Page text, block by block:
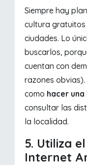
Siempre hay
cultura
ciudades. Lo
buscarlos,
cuentan con
razones obvias).
como hacer
consultar las
la localidad.
5. Utiliza
Internet